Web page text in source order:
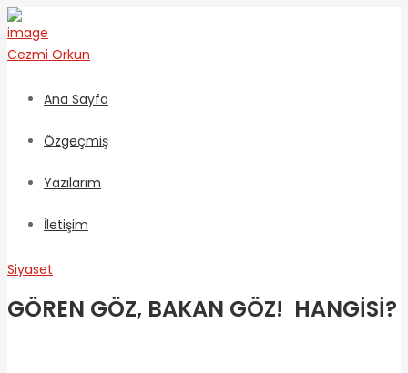
Cezmi Orkun
Ana Sayfa
Özgeçmiş
Yazılarım
İletişim
Siyaset
GÖREN GÖZ, BAKAN GÖZ! HANGİSİ?